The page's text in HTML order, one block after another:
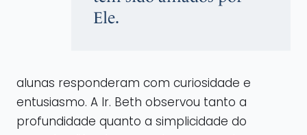
Ele.
alunas responderam com curiosidade e
entusiasmo. A Ir. Beth observou tanto a
profundidade quanto a simplicidade do